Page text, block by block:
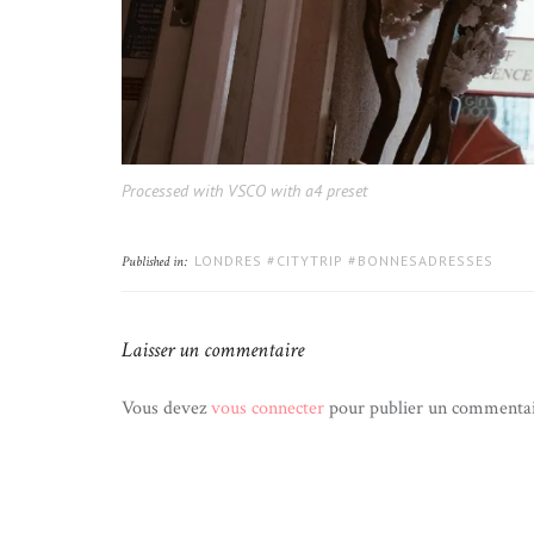
Processed with VSCO with a4 preset
Published in: LONDRES #CITYTRIP #BONNESADRESSES
Laisser un commentaire
Vous devezvous connecterpour publier un